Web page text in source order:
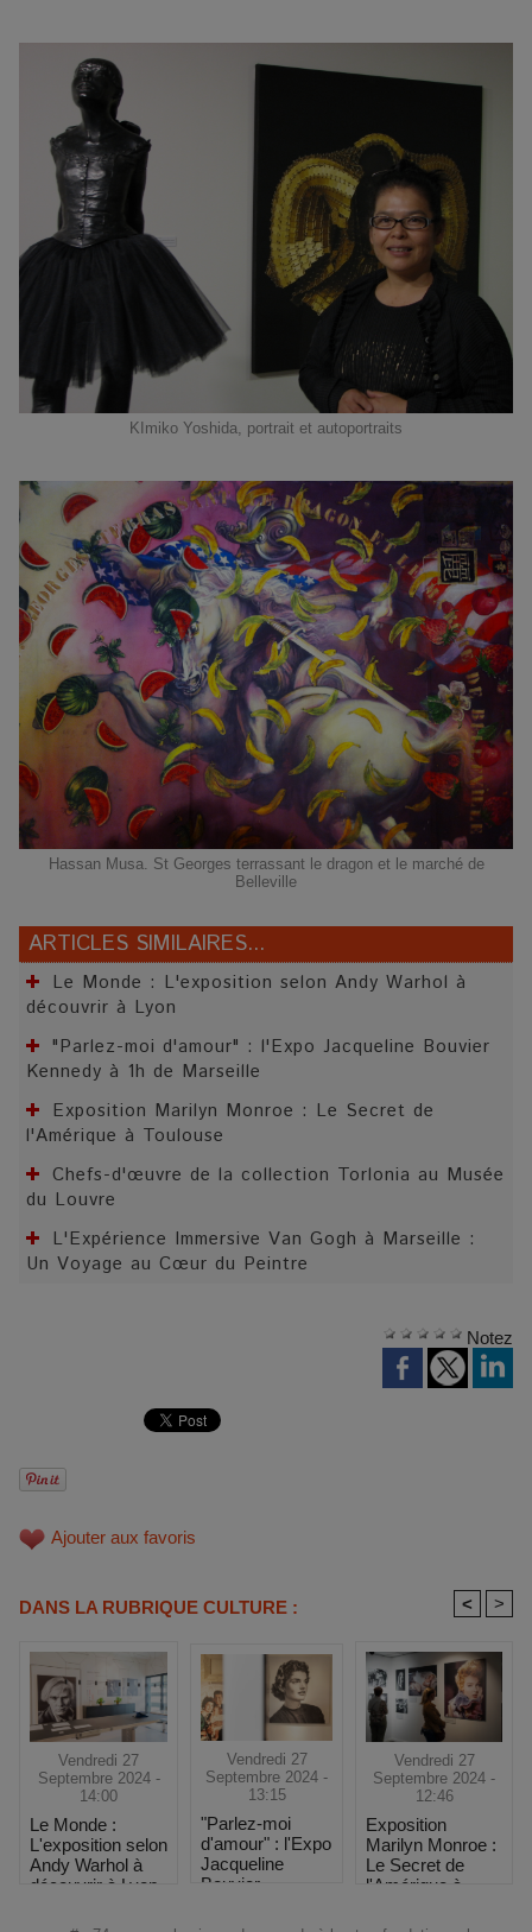
KImiko Yoshida, portrait et autoportraits
Hassan Musa. St Georges terrassant le dragon et le marché de
Belleville
ARTICLES SIMILAIRES...
Le Monde : L'exposition selon Andy Warhol à
découvrir à Lyon
"Parlez-moi d'amour" : l'Expo Jacqueline Bouvier
Kennedy à 1h de Marseille
Exposition Marilyn Monroe : Le Secret de
l'Amérique à Toulouse
Chefs-d'œuvre de la collection Torlonia au Musée
du Louvre
L'Expérience Immersive Van Gogh à Marseille :
Un Voyage au Cœur du Peintre
Notez
Ajouter aux favoris
DANS LA RUBRIQUE CULTURE : < >
Vendredi 27
Septembre 2024 -
14:00
Le Monde :
L'exposition selon
Andy Warhol à
découvrir à Lyon
Vendredi 27
Septembre 2024 -
13:15
"Parlez-moi
d'amour" : l'Expo
Jacqueline
Bouvier
Marseille
Vendredi 27
Septembre 2024 -
12:46
Exposition
Marilyn Monroe :
Le Secret de
l'Amérique à